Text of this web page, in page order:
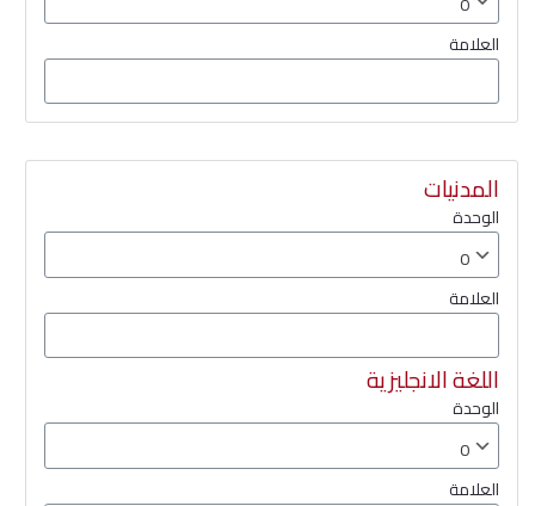
العلامة
المدنيات
الوحدة
العلامة
اللغة الانجليزية
الوحدة
العلامة